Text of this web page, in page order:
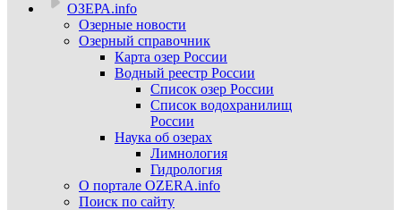
ОЗЕРА.info
Озерные новости
Озерный справочник
Карта озер России
Водный реестр России
Список озер России
Список водохранилищ
России
Наука об озерах
Лимнология
Гидрология
О портале OZERA.info
Поиск по сайту